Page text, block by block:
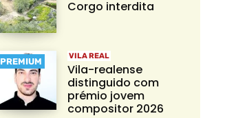
Corgo interdita
PREMIUM
VILA REAL
Vila-realense
distinguido com
prémio jovem
compositor 2026